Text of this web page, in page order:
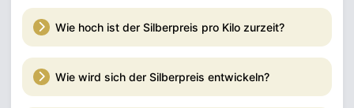
Wie hoch ist der Silberpreis pro Kilo zurzeit?
Wie wird sich der Silberpreis entwickeln?